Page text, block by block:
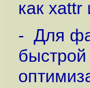
как xattr
- Для